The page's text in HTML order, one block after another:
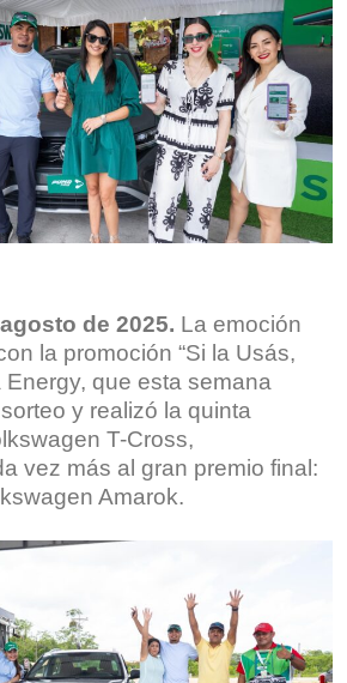
de 2025. La emoción
la promoción “Si la Usás,
Energy, que esta semana
y realizó la quinta
T-Cross,
vez más al gran premio final:
Amarok.